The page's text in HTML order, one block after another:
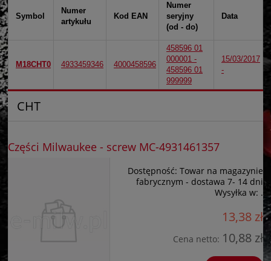
Symbol
Numer
artykułu
Kod EAN
Numer
seryjny
(od - do)
Data
M18CHT0 4933459346 4000458596
458596 01
000001 -
458596 01
999999
15/03/2017
-
CHT
Części Milwaukee - screw MC-4931461357
Dostępność: Towar na magazynie
fabrycznym - dostawa 7- 14 dni
Wysyłka w: .
13,38 zł
Cena netto: 10,88 zł